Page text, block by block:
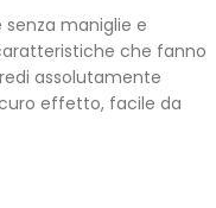
maniglie e
che fanno
assolutamente
effetto, facile da